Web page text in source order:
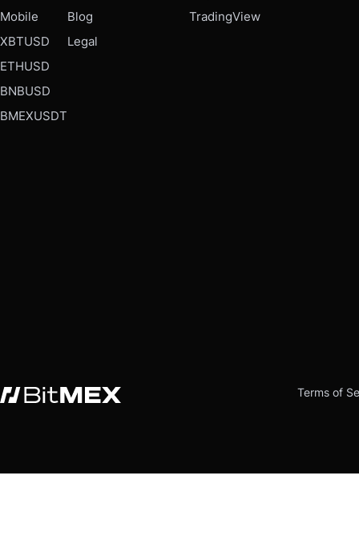
Mobile
XBTUSD
ETHUSD
BNBUSD
BMEXUSDT
Blog
Legal
TradingView
Terms of